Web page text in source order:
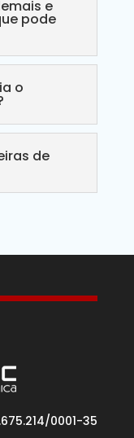
e
pode
o
de
0001-35